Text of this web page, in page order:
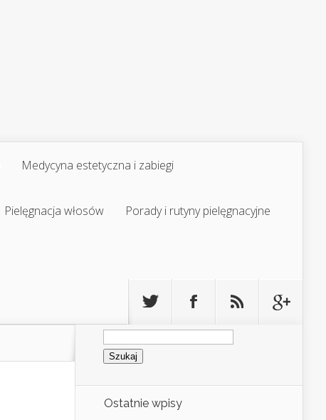
Medycyna estetyczna i zabiegi
Pielęgnacja włosów Porady i rutyny pielęgnacyjne
Szukaj:
Ostatnie wpisy